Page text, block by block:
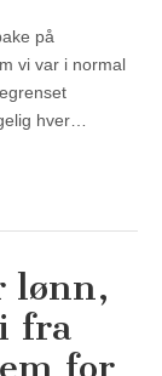
på
vi var i normal
hver…
lønn,
fra